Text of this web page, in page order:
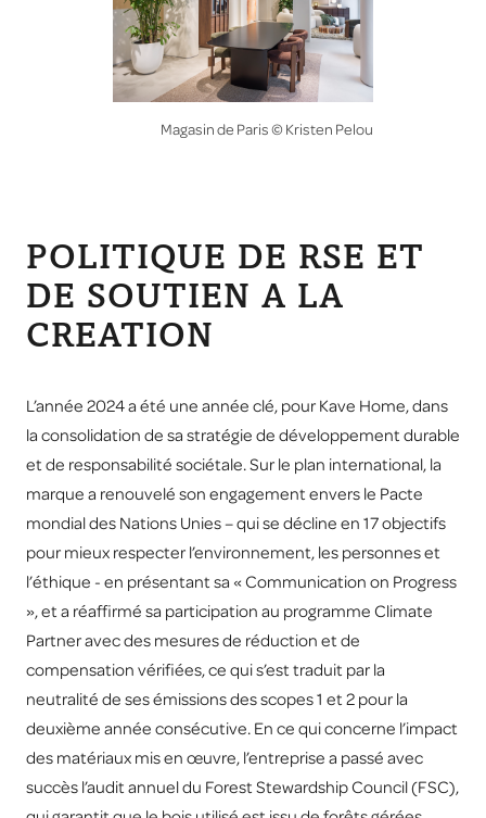
Magasin de Paris © Kristen Pelou
POLITIQUE DE RSE ET
DE SOUTIEN A LA
CREATION
L’année 2024 a été une année clé, pour Kave Home, dans
la consolidation de sa stratégie de développement durable
et de responsabilité sociétale. Sur le plan international, la
marque a renouvelé son engagement envers le Pacte
mondial des Nations Unies – qui se décline en 17 objectifs
pour mieux respecter l’environnement, les personnes et
l’éthique - en présentant sa « Communication on Progress
», et a réaffirmé sa participation au programme Climate
Partner avec des mesures de réduction et de
compensation vérifiées, ce qui s’est traduit par la
neutralité de ses émissions des scopes 1 et 2 pour la
deuxième année consécutive. En ce qui concerne l’impact
des matériaux mis en œuvre, l’entreprise a passé avec
succès l’audit annuel du Forest Stewardship Council (FSC),